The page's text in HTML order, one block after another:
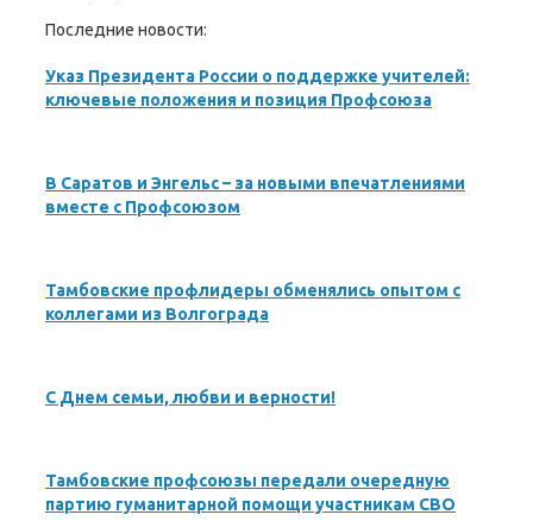
Последние новости:
Указ Президента России о поддержке учителей:
ключевые положения и позиция Профсоюза
В Саратов и Энгельс – за новыми впечатлениями
вместе с Профсоюзом
Тамбовские профлидеры обменялись опытом с
коллегами из Волгограда
С Днем семьи, любви и верности!
Тамбовские профсоюзы передали очередную
партию гуманитарной помощи участникам СВО